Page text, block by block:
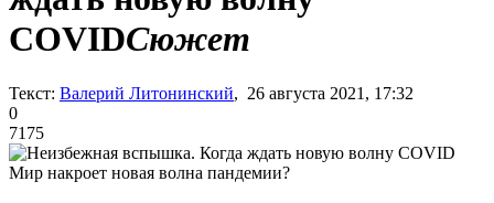
COVIDСюжет
Текст: Валерий Литонинский, 26 августа 2021, 17:32
0
7175
Мир накроет новая волна пандемии?